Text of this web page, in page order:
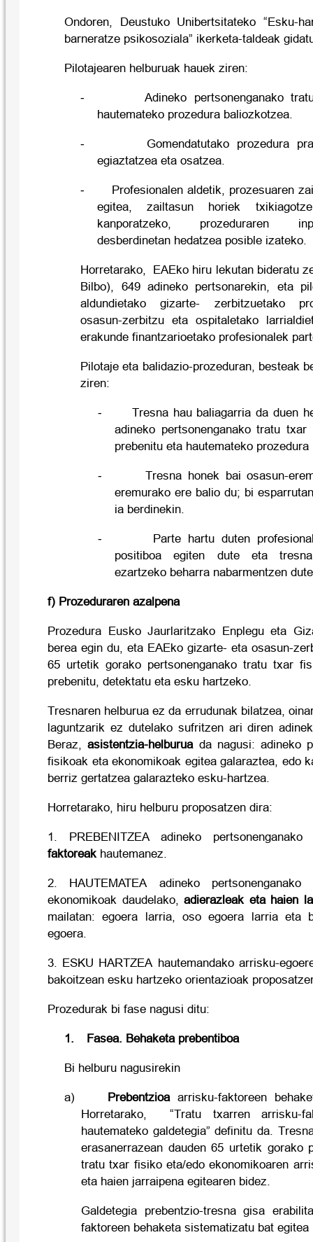
Ondoren, Deustuko Unibertsitateko “Esku-
barneratze psikosoziala” ikerketa-taldeak
Pilotajearen helburuak hauek ziren:
-
Adineko pertsonenganako
hautemateko prozedura baliozkotzea.
-
Gomendatutako prozedura
egiaztatzea eta osatzea.
-
Profesionalen aldetik, prozesuaren
egitea, zailtasun horiek
kanporatzeko, prozeduraren
desberdinetan hedatzea posible izateko.
Horretarako,
EAEko hiru lekutan bideratu
Bilbo), 649 adineko pertsonarekin, eta
aldundietako gizarte- zerbitzuetako
osasun-zerbitzu eta ospitaletako
erakunde finantzarioetako profesionalek
Pilotaje eta balidazio-prozeduran, besteak
ziren:
-
Tresna hau baliagarria da duen
adineko pertsonenganako tratu
prebenitu eta hautemateko
-
Tresna honek bai osasun-
eremurako ere balio du; bi
ia berdinekin.
-
Parte hartu duten
positiboa egiten dute eta
ezartzeko beharra nabarmentzen
f) Prozeduraren azalpena
Prozedura Eusko Jaurlaritzako Enplegu eta
berea egin du, eta EAEko gizarte- eta osasun-
65 urtetik gorako pertsonenganako tratu txar
prebenitu, detektatu eta esku hartzeko.
Tresnaren helburua ez da errudunak bilatzea,
laguntzarik ez dutelako sufritzen ari diren
Beraz,asistentzia-helburuada nagusi: adineko
fisikoak eta ekonomikoak egitea galaraztea, edo
berriz gertatzea galarazteko esku-hartzea.
Horretarako, hiru helburu proposatzen dira:
1. PREBENITZEA adineko
faktoreakhautemanez.
2. HAUTEMATEA adineko
ekonomikoak daudelako,adierazleak eta haien
mailatan: egoera larria, oso egoera larria eta
egoera.
3. ESKU HARTZEA hautemandako arrisku-
bakoitzean esku hartzeko orientazioak
Prozedurak bi fase nagusi ditu:
1. Fasea. Behaketa prebentiboa
Bi helburu nagusirekin
a) Prebentzioa arrisku-faktoreen
Horretarako,
“Tratu txarren arrisku-
hautemateko galdetegia” definitu da.
erasanerrazean dauden 65 urtetik gorako
tratu txar fisiko eta/edo ekonomikoaren
eta haien jarraipena egitearen bidez.
Galdetegia prebentzio-tresna gisa
faktoreen behaketa sistematizatu bat egitea